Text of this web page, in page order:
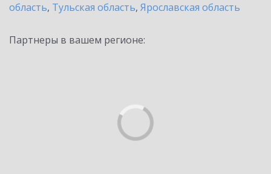
область, Тульская область, Ярославская область
Партнеры в вашем регионе: